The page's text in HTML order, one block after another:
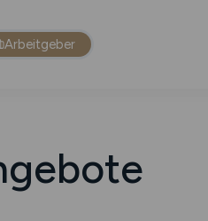
Arbeitgeber